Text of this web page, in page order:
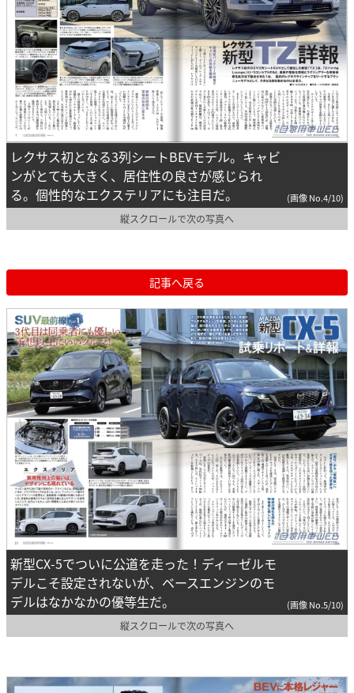
レクサス初となる3列シートBEVモデル。キャビ
ンがとても大きく、居住性の良さが感じられ
る。個性的なエクステリアにも注目だ。
(画像 No.4/10)
縦スクロールで次の写真へ
記事へ戻る
新型CX-5でついに公道を走った！ディーゼルモ
デルこそ設定されないが、ベースエンジンのモ
デルはなかなかの優等生だ。
(画像 No.5/10)
縦スクロールで次の写真へ